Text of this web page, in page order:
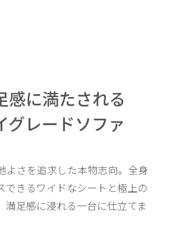
感に満たされる
グレードソファ
よさを追求した本物志向。全身
できるワイドなシートと極上の
満足感に浸れる一台に仕立てま